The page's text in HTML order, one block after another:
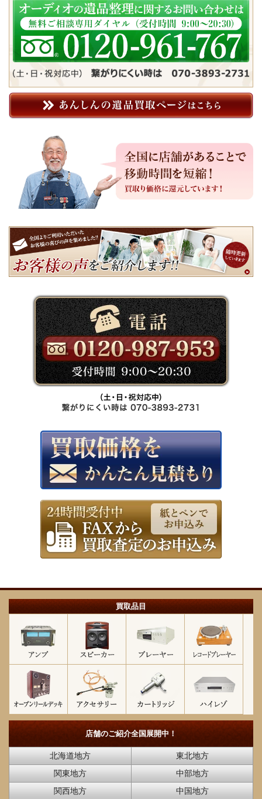
買取品目
店舗のご紹介全国展開中！
北海道地方
東北地方
関東地方
中部地方
関西地方
中国地方